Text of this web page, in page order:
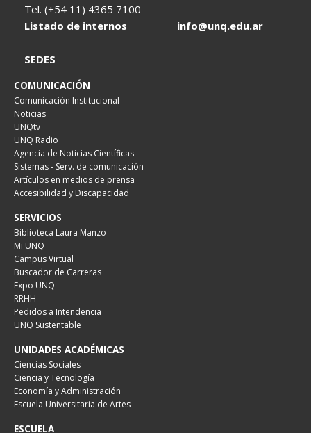
Tel. (+54 11) 4365 7100
Listado de internos
info@unq.edu.ar
SEDES
COMUNICACIÓN
Comunicación Institucional
Noticias
UNQtv
UNQ Radio
Agencia de Noticias Científicas
Sistemas - Serv. de comunicación
Artículos en medios de prensa
Accesibilidad y Discapacidad
SERVICIOS
Biblioteca Laura Manzo
Mi UNQ
Campus Virtual
Buscador de Carreras
Expo UNQ
RRHH
Pedidos a Intendencia
UNQ Sustentable
UNIDADES ACADÉMICAS
Ciencias Sociales
Ciencia y Tecnología
Economía y Administración
Escuela Universitaria de Artes
ESCUELA